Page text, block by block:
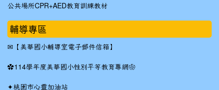
公共場所CPR+AED教育訓練教材
輔導專區
✉ 【美華國小輔導室電子郵件信箱】
✿114學年度美華國小性別平等教育專網❀
✦桃園市心靈加油站